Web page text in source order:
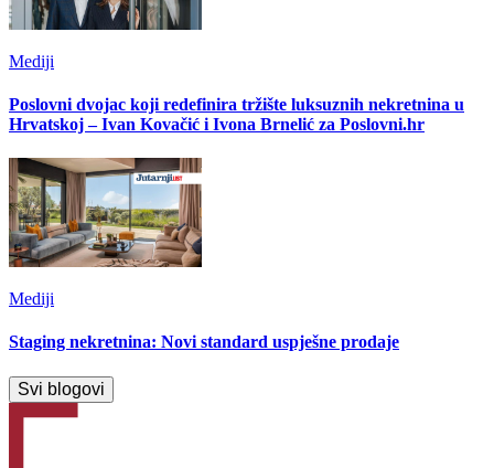
Mediji
Poslovni dvojac koji redefinira tržište luksuznih nekretnina u
Hrvatskoj – Ivan Kovačić i Ivona Brnelić za Poslovni.hr
Mediji
Staging nekretnina: Novi standard uspješne prodaje
Svi blogovi